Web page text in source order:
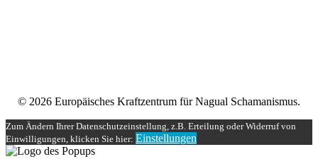
Website nicht notwendig, ermöglicht aber eine noch engere
Interaktion mit Ihnen. Falls gewünscht, treffen Sie bitte eine
Auswahl:
Analyse / Statistik (1 Dienst)
Anonyme Auswertung zur Fehlerbehebung und Weiterentwicklung